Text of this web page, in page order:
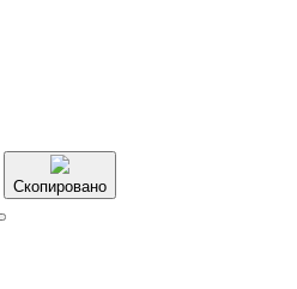
Скопировано